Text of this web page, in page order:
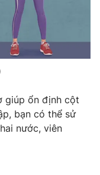
giúp ổn định cột
bạn có thể sử
nước, viên